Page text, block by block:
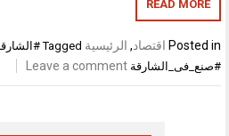
READ MORE
Posted in اقتصاد, الرئيسية Tagged
#صنع_فى_الشارقة Leave a comment